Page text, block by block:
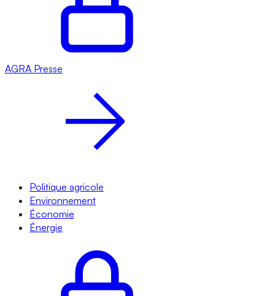
AGRA Presse
Politique agricole
Environnement
Économie
Énergie